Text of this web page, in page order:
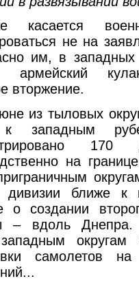
касается
не на
им, в
армейский
вторжение.
из тыловых
к западным
на
дивизии ближе к
о создании
– вдоль Днепра.
округам
самолетов